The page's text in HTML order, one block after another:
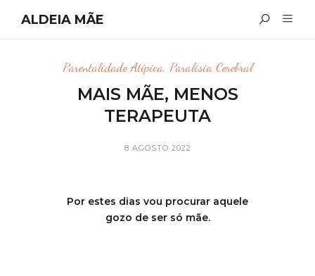
ALDEIA MÃE
Parentalidade Atípica, Paralisia Cerebral
MAIS MÃE, MENOS
TERAPEUTA
8 AGOSTO 2022
Por estes dias vou procurar aquele
gozo de ser só mãe.